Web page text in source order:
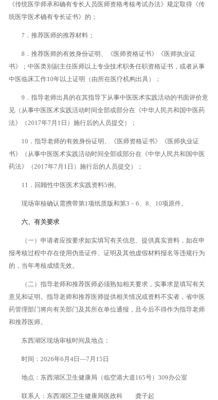
《传统医学师承和确有专长人员医师资格考核考试办法》规定取得《传
统医学医术确有专长证书》的；
7．推荐医师的推荐材料；
8．推荐医师的有效身份证明、《医师资格证书》《医师执业证
书》；中医类别副主任医师以上专业技术职务任职资格证书，或者从事
中医临床工作10年以上证明（由所在医疗机构出具）；
9．指导老师出具的在其指导下从事中医医术实践活动的书面评价意
见（从事中医医术实践活动时间全部或部分在《中华人民共和国中医药
法》（2017年7月1日）施行后的人员提交）；
10．指导老师的有效身份证明、《医师资格证书》《医师执业证
书》（从事中医医术实践活动时间全部或部分在《中华人民共和国中医
药法》（2017年7月1日）施行后的人员提交）；
11．回顾性中医医术实践资料5例。
现场审核确认需携带第1项纸质版和第3－6、8、10项原件。
六、有关要求
（一）申请者应按要求如实填写有关信息、提供真实资料，如在申
报考核过程中存在使用伪造证件、证明及其他虚假材料报名等违规行为
的，当年考核成绩无效。
（二）指导老师和推荐医师必须熟知相关要求，实事求是填写有关
意见和证明。指导老师和推荐医师提供相关情况或资料不实者，省中医
药管理部门将向有关部门及其所在单位通报，且今后不得作为指导老师
和推荐医师。
东西湖区现场审核时间及地点：
时间：2026年6月4日—7月15日
地点：东西湖区卫生健康局（临空港大道165号）309办公室
联系人：东西湖区卫生健康局医政科 龚子起